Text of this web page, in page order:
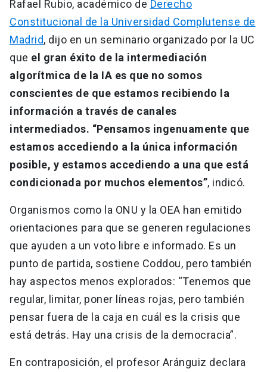
Rafael Rubio, académico de Derecho
Constitucional de la Universidad Complutense de
Madrid, dijo en un seminario organizado por la UC
que el gran éxito de la intermediación
algorítmica de la IA es que no somos
conscientes de que estamos recibiendo la
información a través de canales
intermediados. “Pensamos ingenuamente que
estamos accediendo a la única información
posible, y estamos accediendo a una que está
condicionada por muchos elementos”, indicó.
Organismos como la ONU y la OEA han emitido
orientaciones para que se generen regulaciones
que ayuden a un voto libre e informado. Es un
punto de partida, sostiene Coddou, pero también
hay aspectos menos explorados: “Tenemos que
regular, limitar, poner líneas rojas, pero también
pensar fuera de la caja en cuál es la crisis que
está detrás. Hay una crisis de la democracia”.
En contraposición, el profesor Aránguiz declara